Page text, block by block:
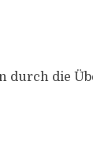
durch die